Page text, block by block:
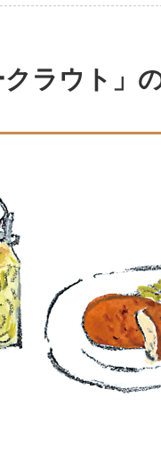
クラウト」